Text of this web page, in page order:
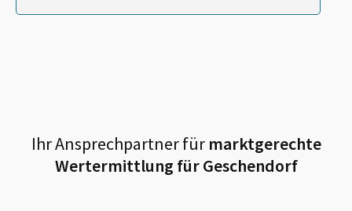
Ihr Ansprechpartner fürmarktgerechte
Wertermittlung fürGeschendorf